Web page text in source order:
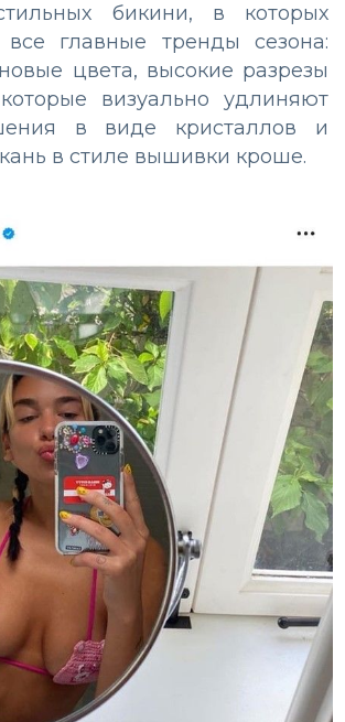
бикини, в которых
все главные тренды сезона:
цвета, высокие разрезы
визуально удлиняют
в виде кристаллов и
в стиле вышивки кроше.